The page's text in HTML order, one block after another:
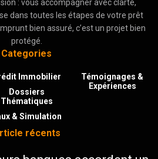
: vous accompagner avec clarté,
dans toutes les étapes de votre prêt
bien assuré, c’est un projet bien
protégé.
Categories
Immobilier
Dossiers
Thématiques
& Simulation
Témoignages &
Expériences
récents